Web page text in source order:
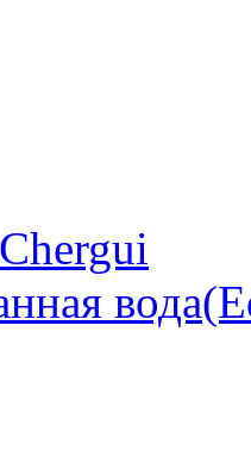
Chergui